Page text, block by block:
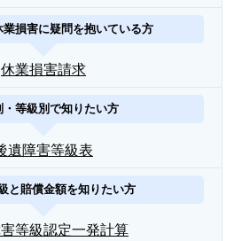
損害に疑問を抱いている方
休業損害請求
・等級別で知りたい方
遺障害等級表
と賠償金額を知りたい方
等級認定一発計算